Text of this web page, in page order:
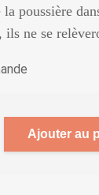
la poussière
ils ne se
Ajouter au